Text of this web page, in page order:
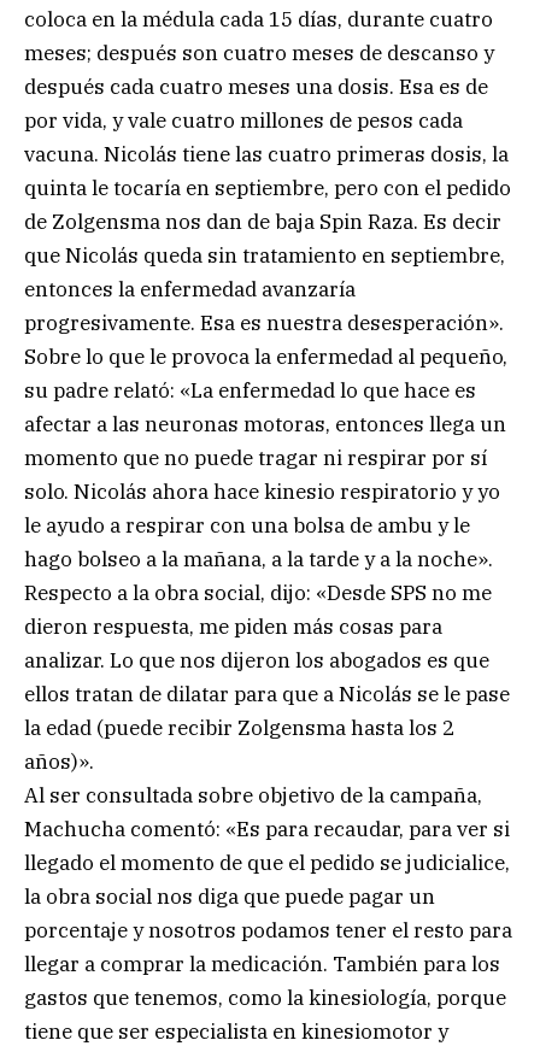
coloca en la médula cada 15 días, durante cuatro
meses; después son cuatro meses de descanso y
después cada cuatro meses una dosis. Esa es de
por vida, y vale cuatro millones de pesos cada
vacuna. Nicolás tiene las cuatro primeras dosis, la
quinta le tocaría en septiembre, pero con el pedido
de Zolgensma nos dan de baja Spin Raza. Es decir
que Nicolás queda sin tratamiento en septiembre,
entonces la enfermedad avanzaría
progresivamente. Esa es nuestra desesperación».
Sobre lo que le provoca la enfermedad al pequeño,
su padre relató: «La enfermedad lo que hace es
afectar a las neuronas motoras, entonces llega un
momento que no puede tragar ni respirar por sí
solo. Nicolás ahora hace kinesio respiratorio y yo
le ayudo a respirar con una bolsa de ambu y le
hago bolseo a la mañana, a la tarde y a la noche».
Respecto a la obra social, dijo: «Desde SPS no me
dieron respuesta, me piden más cosas para
analizar. Lo que nos dijeron los abogados es que
ellos tratan de dilatar para que a Nicolás se le pase
la edad (puede recibir Zolgensma hasta los 2
años)».
Al ser consultada sobre objetivo de la campaña,
Machucha comentó: «Es para recaudar, para ver si
llegado el momento de que el pedido se judicialice,
la obra social nos diga que puede pagar un
porcentaje y nosotros podamos tener el resto para
llegar a comprar la medicación. También para los
gastos que tenemos, como la kinesiología, porque
tiene que ser especialista en kinesiomotor y